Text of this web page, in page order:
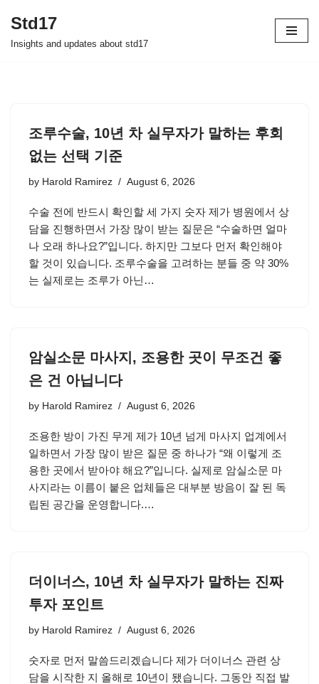
Skip
Std17
Insights and updates about std17
조루수술, 10년 차 실무자가 말하는 후회
없는 선택 기준
by Harold Ramirez August 6, 2026
수술 전에 반드시 확인할 세 가지 숫자 제가 병원에서 상
담을 진행하면서 가장 많이 받는 질문은 “수술하면 얼마
나 오래 하나요?”입니다. 하지만 그보다 먼저 확인해야
할 것이 있습니다. 조루수술을 고려하는 분들 중 약 30%
는 실제로는 조루가 아닌…
암실소문 마사지, 조용한 곳이 무조건 좋
은 건 아닙니다
by Harold Ramirez August 6, 2026
조용한 방이 가진 무게 제가 10년 넘게 마사지 업계에서
일하면서 가장 많이 받은 질문 중 하나가 “왜 이렇게 조
용한 곳에서 받아야 해요?”입니다. 실제로 암실소문 마
사지라는 이름이 붙은 업체들은 대부분 방음이 잘 된 독
립된 공간을 운영합니다.…
더이너스, 10년 차 실무자가 말하는 진짜
투자 포인트
by Harold Ramirez August 6, 2026
숫자로 먼저 말씀드리겠습니다 제가 더이너스 관련 상
담을 시작한 지 올해로 10년이 됐습니다. 그동안 직접 발